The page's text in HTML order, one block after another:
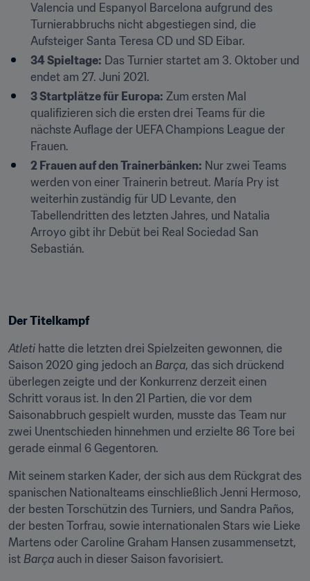
Valencia und Espanyol Barcelona aufgrund des
Turnierabbruchs nicht abgestiegen sind, die
Aufsteiger Santa Teresa CD und SD Eibar.
34 Spieltage: Das Turnier startet am 3. Oktober und
endet am 27. Juni 2021.
3 Startplätze für Europa: Zum ersten Mal
qualifizieren sich die ersten drei Teams für die
nächste Auflage der UEFA Champions League der
Frauen.
2 Frauen auf den Trainerbänken: Nur zwei Teams
werden von einer Trainerin betreut. María Pry ist
weiterhin zuständig für UD Levante, den
Tabellendritten des letzten Jahres, und Natalia
Arroyo gibt ihr Debüt bei Real Sociedad San
Sebastián.
Der Titelkampf
Atleti hatte die letzten drei Spielzeiten gewonnen, die
Saison 2020 ging jedoch an Barça, das sich drückend
überlegen zeigte und der Konkurrenz derzeit einen
Schritt voraus ist. In den 21 Partien, die vor dem
Saisonabbruch gespielt wurden, musste das Team nur
zwei Unentschieden hinnehmen und erzielte 86 Tore bei
gerade einmal 6 Gegentoren.
Mit seinem starken Kader, der sich aus dem Rückgrat des
spanischen Nationalteams einschließlich Jenni Hermoso,
der besten Torschützin des Turniers, und Sandra Paños,
der besten Torfrau, sowie internationalen Stars wie Lieke
Martens oder Caroline Graham Hansen zusammensetzt,
ist Barça auch in dieser Saison favorisiert.